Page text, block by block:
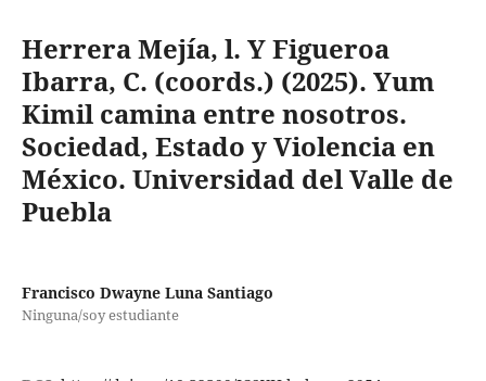
Herrera Mejía, l. Y Figueroa
Ibarra, C. (coords.) (2025). Yum
Kimil camina entre nosotros.
Sociedad, Estado y Violencia en
México. Universidad del Valle de
Puebla
Francisco Dwayne Luna Santiago
Ninguna/soy estudiante